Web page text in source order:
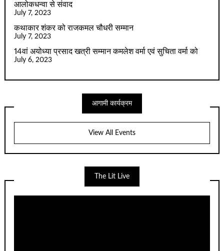
आलोकधन्वा से संवाद
July 7, 2023
कथाकार शंकर को राजकमल चौधरी सम्मान
July 7, 2023
14वां अयोध्या प्रसाद खत्री सम्मान कमलेश वर्मा एवं सुचिता वर्मा को
July 6, 2023
आगामी कार्यक्रम
View All Events
The Lit Live